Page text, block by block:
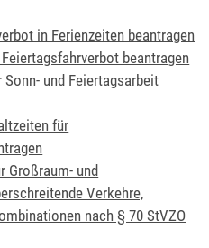
in Ferienzeiten beantragen
beantragen
und Feiertagsarbeit
für
Großraum- und
Verkehre,
nach § 70 StVZO